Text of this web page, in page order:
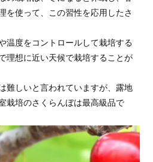
を使って、この習性を応用したさ
温度をコントロールして栽培する
理想に近い天候で栽培することが
難しいと言われていますが、露地
栽培のさくらんぼは最高級品で